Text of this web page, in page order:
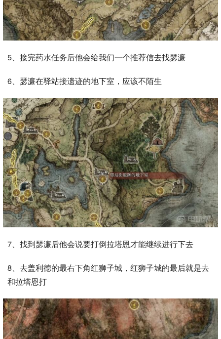
5、接完药水任务后他会给我们一个推荐信去找瑟濂
6、瑟濂在驿站接遗迹的地下室，应该不陌生
7、找到瑟濂后他会说要打倒拉塔恩才能继续进行下去
8、去盖利德的最右下角红狮子城，红狮子城的最后就是去
和拉塔恩打